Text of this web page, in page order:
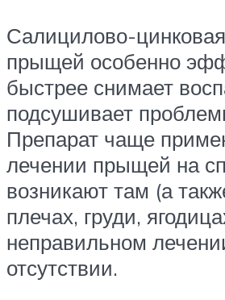
Салицилово-
прыщей особенно
быстрее снимает
подсушивает
Препарат чаще
лечении прыщей на
возникают там (а
плечах, груди,
неправильном
отсутствии.